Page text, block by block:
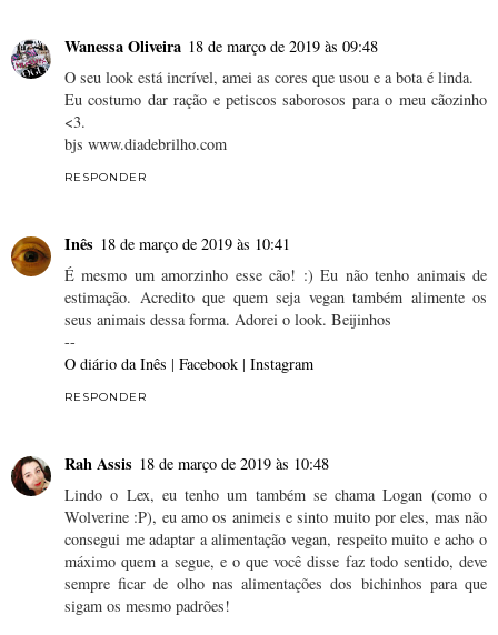
Wanessa Oliveira 18 de março de 2019 às 09:48
O seu look está incrível, amei as cores que usou e a bota é linda.
Eu costumo dar ração e petiscos saborosos para o meu cãozinho
<3.
bjs www.diadebrilho.com
RESPONDER
Inês 18 de março de 2019 às 10:41
É mesmo um amorzinho esse cão! :) Eu não tenho animais de
estimação. Acredito que quem seja vegan também alimente os
seus animais dessa forma. Adorei o look. Beijinhos
--
O diário da Inês | Facebook | Instagram
RESPONDER
Rah Assis 18 de março de 2019 às 10:48
Lindo o Lex, eu tenho um também se chama Logan (como o
Wolverine :P), eu amo os animeis e sinto muito por eles, mas não
consegui me adaptar a alimentação vegan, respeito muito e acho o
máximo quem a segue, e o que você disse faz todo sentido, deve
sempre ficar de olho nas alimentações dos bichinhos para que
sigam os mesmo padrões!